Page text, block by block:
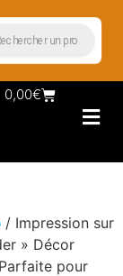
0,00€
/ Impression sur
» Décor
pour